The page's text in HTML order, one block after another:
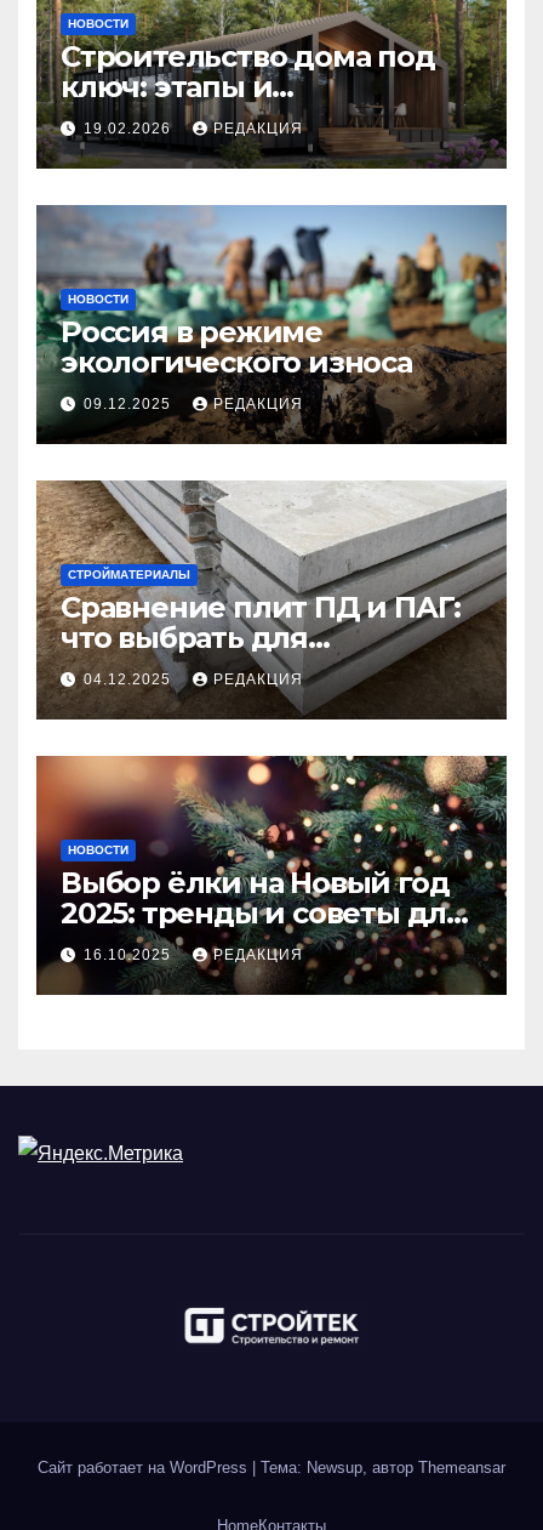
НОВОСТИ
Строительство дома под
ключ: этапы и
планирование бюджета
19.02.2026 РЕДАКЦИЯ
НОВОСТИ
Россия в режиме
экологического износа
09.12.2025 РЕДАКЦИЯ
СТРОЙМАТЕРИАЛЫ
Сравнение плит ПД и ПАГ:
что выбрать для
долговечного и прочного
покрытия
04.12.2025 РЕДАКЦИЯ
НОВОСТИ
Выбор ёлки на Новый год
2025: тренды и советы для
идеального праздника
16.10.2025 РЕДАКЦИЯ
Сайт работает на WordPress Тема: Newsup, автор Themeansar
HomeКонтакты